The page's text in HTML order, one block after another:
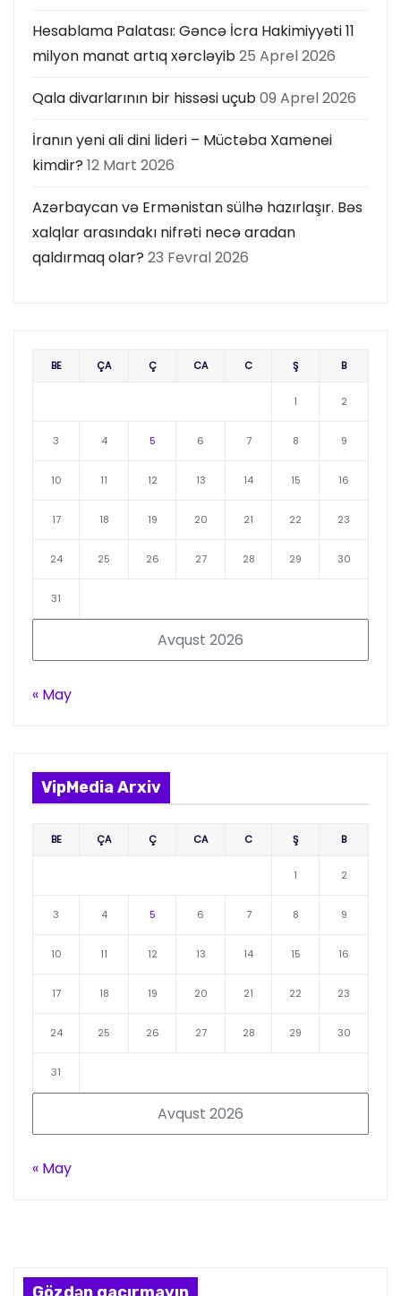
Hesablama Palatası: Gəncə İcra Hakimiyyəti 11
milyon manat artıq xərcləyib25 Aprel 2026
Qala divarlarının bir hissəsi uçub09 Aprel 2026
İranın yeni ali dini lideri – Müctəba Xamenei
kimdir? 12 Mart 2026
Azərbaycan və Ermənistan sülhə hazırlaşır. Bəs
xalqlar arasındakı nifrəti necə aradan
qaldırmaq olar? 23 Fevral 2026
Avqust 2026
BE ÇA Ç CA C Ş B
1 2
3 4 5 6 7 8 9
10 11 12 13 14 15 16
17 18 19 20 21 22 23
24 25 26 27 28 29 30
31
« May
VipMedia Arxiv
Avqust 2026
BE ÇA Ç CA C Ş B
1 2
3 4 5 6 7 8 9
10 11 12 13 14 15 16
17 18 19 20 21 22 23
24 25 26 27 28 29 30
31
« May
Gözdən qaçırmayın